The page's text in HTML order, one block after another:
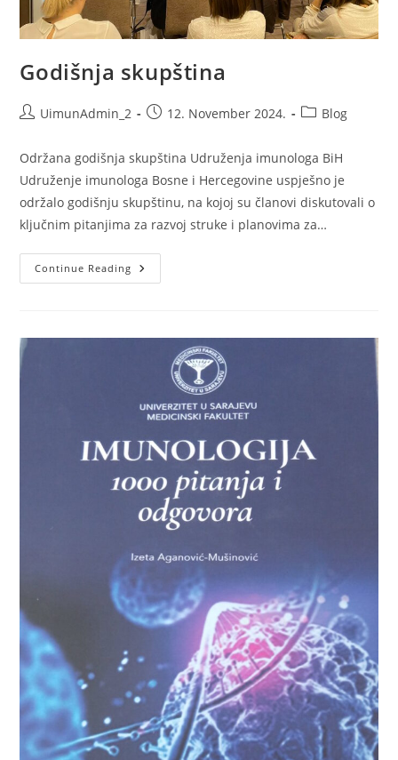
Godišnja skupština
PostUimunAdmin_2
Post12. November 2024.
PostBlog
Održana godišnja skupština Udruženja imunologa BiH
Udruženje imunologa Bosne i Hercegovine uspješno je
održalo godišnju skupštinu, na kojoj su članovi diskutovali o
ključnim pitanjima za razvoj struke i planovima za…
Continue Reading Godišnja
Skupština